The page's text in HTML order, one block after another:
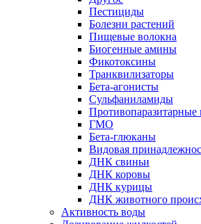
Пестициды
Болезни растений
Пищевые волокна
Биогенные амины
Фикотоксины
Транквилизаторы
Бета-агонисты
Сульфаниламиды
Противопаразитарные
ГМО
Бета-глюканы
Видовая
ДНК свиньи
ДНК коровы
ДНК курицы
ДНК животного
Активность воды